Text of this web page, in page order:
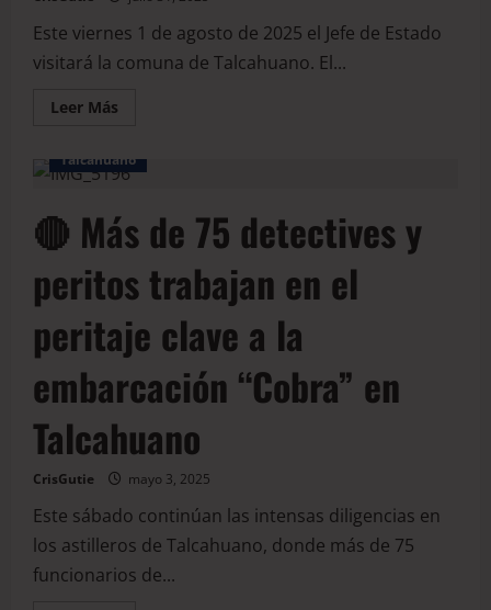
Este viernes 1 de agosto de 2025 el Jefe de Estado
visitará la comuna de Talcahuano. El...
Leer Más
Talcahuano
🔴 Más de 75 detectives y
peritos trabajan en el
peritaje clave a la
embarcación “Cobra” en
Talcahuano
CrisGutie mayo 3, 2025
Este sábado continúan las intensas diligencias en
los astilleros de Talcahuano, donde más de 75
funcionarios de...